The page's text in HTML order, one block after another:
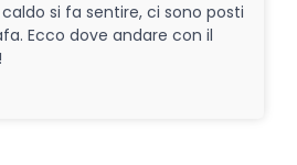
si fa sentire, ci sono posti
Ecco dove andare con il